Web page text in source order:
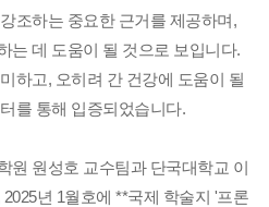
조하는 중요한 근거를 제공하며,
는 데 도움이 될 것으로 보입니다.
하고, 오히려 간 건강에 도움이 될
를 통해 입증되었습니다.
원 원성호 교수팀과 단국대학교 이
년 1월호에 **국제 학술지 '프론